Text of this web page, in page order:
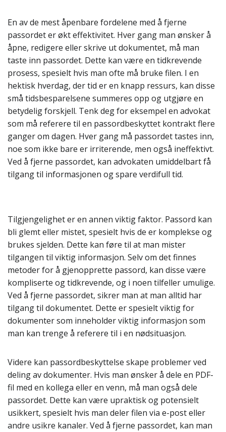
En av de mest åpenbare fordelene med å fjerne
passordet er økt effektivitet. Hver gang man ønsker å
åpne, redigere eller skrive ut dokumentet, må man
taste inn passordet. Dette kan være en tidkrevende
prosess, spesielt hvis man ofte må bruke filen. I en
hektisk hverdag, der tid er en knapp ressurs, kan disse
små tidsbesparelsene summeres opp og utgjøre en
betydelig forskjell. Tenk deg for eksempel en advokat
som må referere til en passordbeskyttet kontrakt flere
ganger om dagen. Hver gang må passordet tastes inn,
noe som ikke bare er irriterende, men også ineffektivt.
Ved å fjerne passordet, kan advokaten umiddelbart få
tilgang til informasjonen og spare verdifull tid.
Tilgjengelighet er en annen viktig faktor. Passord kan
bli glemt eller mistet, spesielt hvis de er komplekse og
brukes sjelden. Dette kan føre til at man mister
tilgangen til viktig informasjon. Selv om det finnes
metoder for å gjenopprette passord, kan disse være
kompliserte og tidkrevende, og i noen tilfeller umulige.
Ved å fjerne passordet, sikrer man at man alltid har
tilgang til dokumentet. Dette er spesielt viktig for
dokumenter som inneholder viktig informasjon som
man kan trenge å referere til i en nødsituasjon.
Videre kan passordbeskyttelse skape problemer ved
deling av dokumenter. Hvis man ønsker å dele en PDF-
fil med en kollega eller en venn, må man også dele
passordet. Dette kan være upraktisk og potensielt
usikkert, spesielt hvis man deler filen via e-post eller
andre usikre kanaler. Ved å fjerne passordet, kan man